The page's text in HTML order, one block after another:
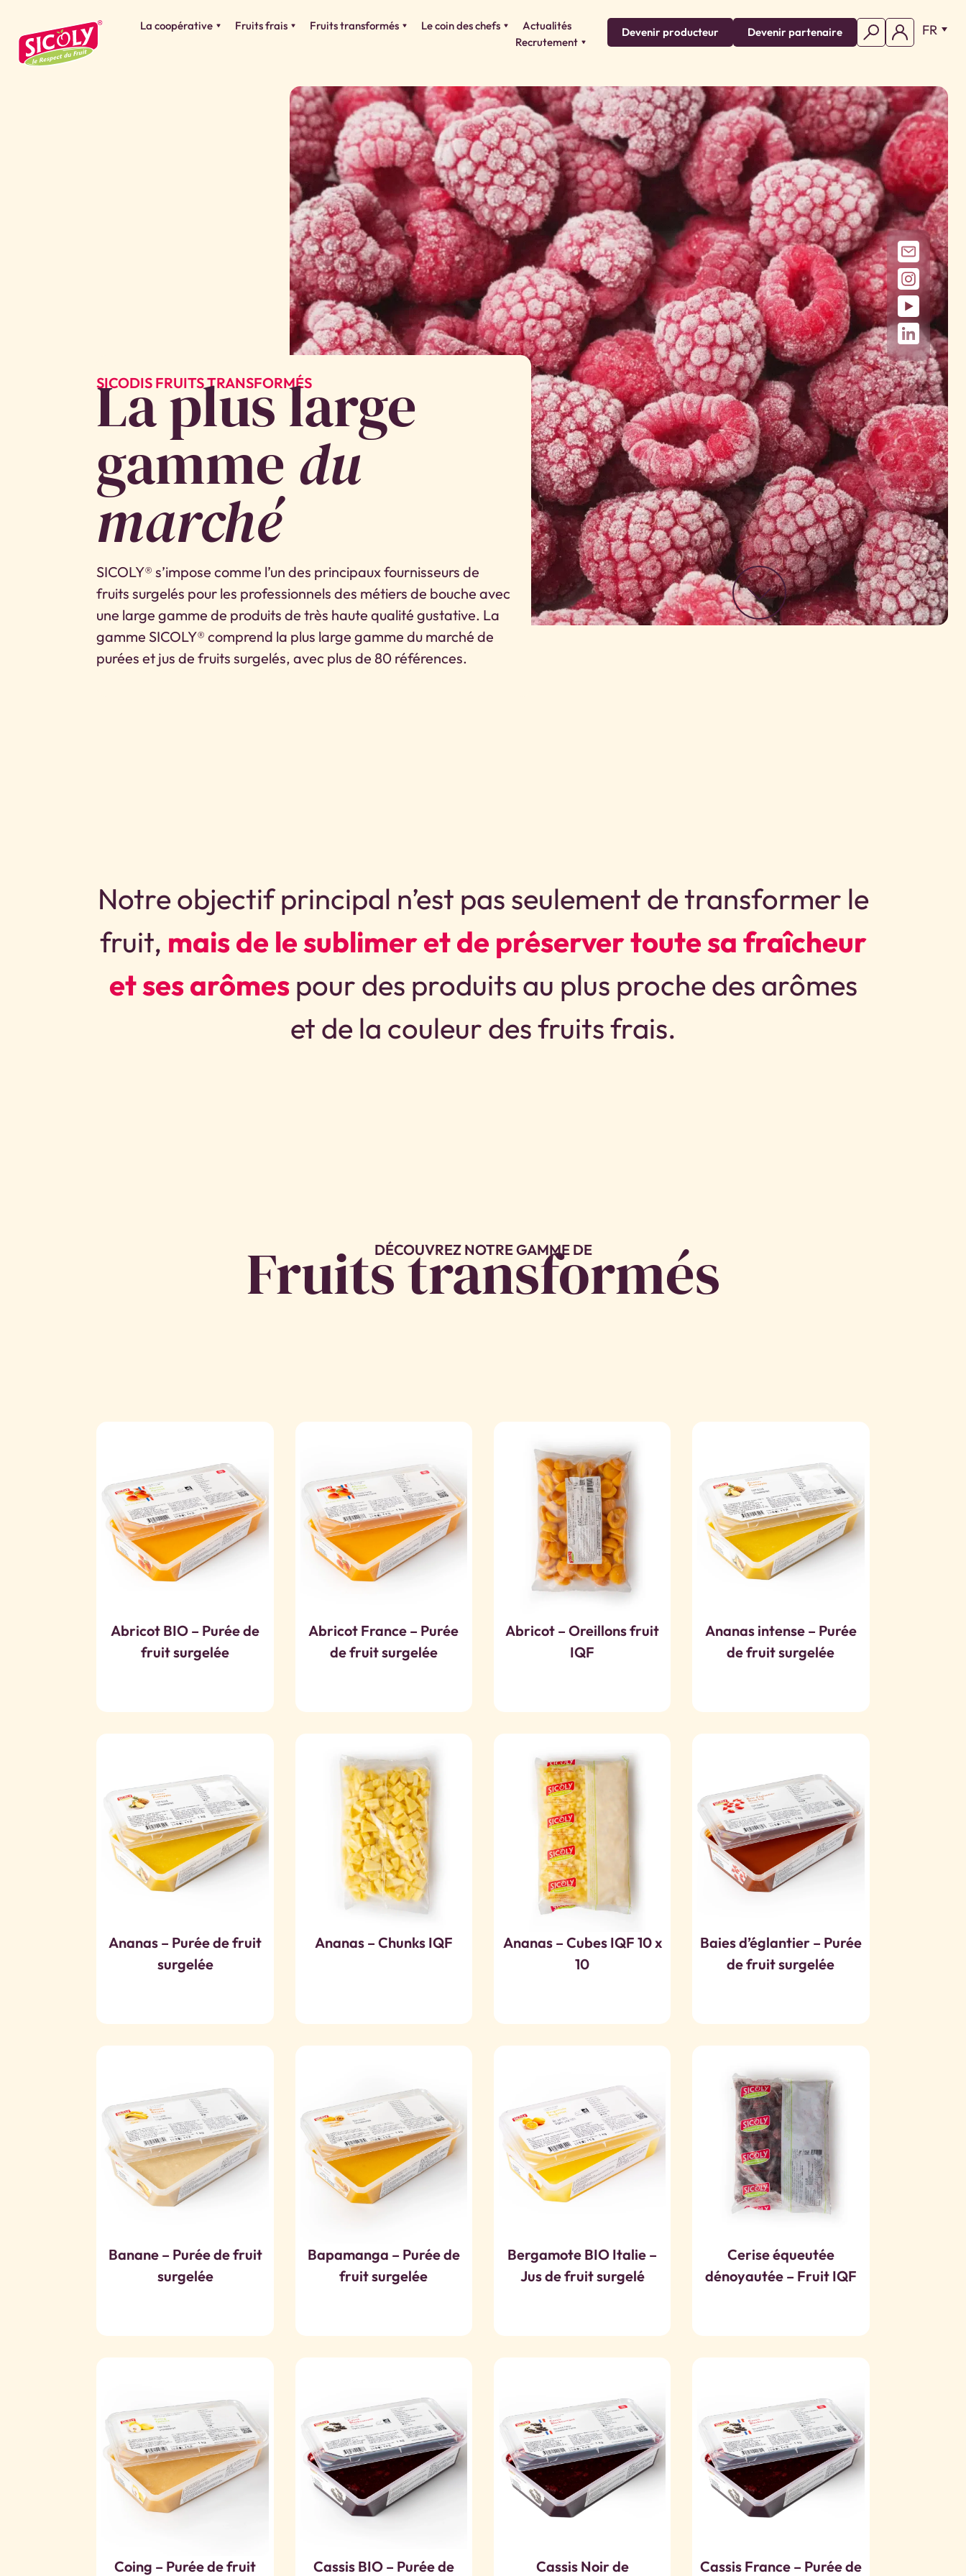
La coopérative Fruits frais Fruits transformés Le coin des chefs
Actualités
Recrutement
Devenir producteur Devenir partenaire FR
SICODIS FRUITS TRANSFORMÉS
La plus large
gamme du
marché
SICOLY® s’impose comme l’un des principaux fournisseurs de
fruits surgelés pour les professionnels des métiers de bouche avec
une large gamme de produits de très haute qualité gustative. La
gamme SICOLY® comprend la plus large gamme du marché de
purées et jus de fruits surgelés, avec plus de 80 références.
Notre objectif principal n’est pas seulement de transformer le
fruit, mais de le sublimer et de préserver toute sa fraîcheur
et ses arômespour des produits au plus proche des arômes
et de la couleur des fruits frais.
DÉCOUVREZ NOTRE GAMME DE
Fruits transformés
Abricot BIO – Purée de
fruit surgelée
Abricot France – Purée
de fruit surgelée
Abricot – Oreillons fruit
IQF
Ananas intense – Purée
de fruit surgelée
Ananas – Purée de fruit
surgelée
Ananas – Chunks IQF
Ananas – Cubes IQF 10 x
10
Baies d’églantier – Purée
de fruit surgelée
Banane – Purée de fruit
surgelée
Bapamanga – Purée de
fruit surgelée
Bergamote BIO Italie –
Jus de fruit surgelé
Cerise équeutée
dénoyautée – Fruit IQF
Coing – Purée de fruit Cassis BIO – Purée de Cassis Noir de Cassis France – Purée de